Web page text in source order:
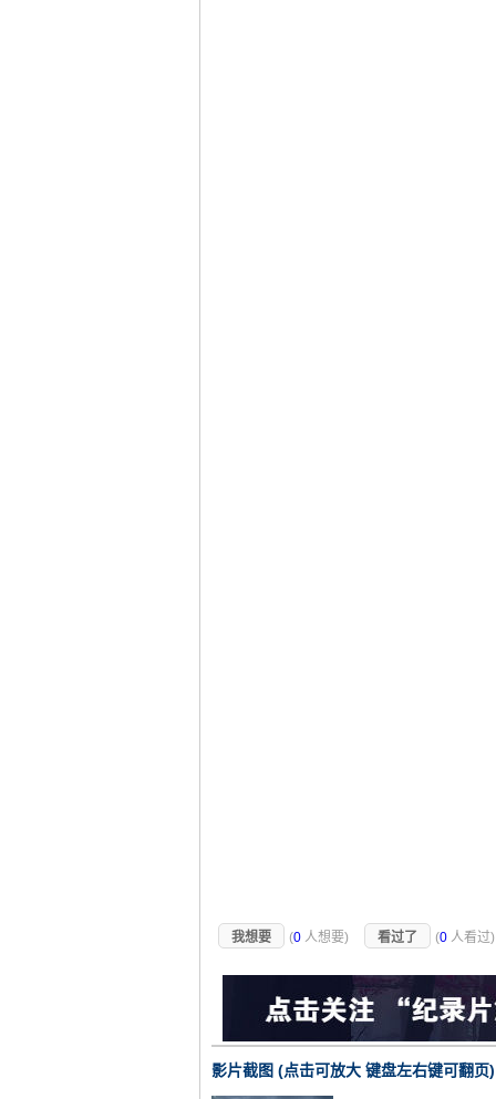
我想要 (0 人想要) 看过了 (0 人看过
影片截图 (点击可放大 键盘左右键可翻页)